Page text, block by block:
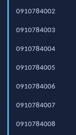
0910784002
0910784003
0910784004
0910784005
0910784006
0910784007
0910784008